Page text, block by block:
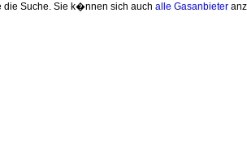
die Suche. Sie k�nnen sich auch alle Gasanbieter